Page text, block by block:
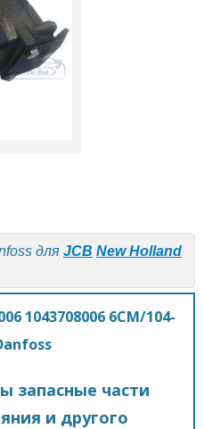
для JCB New Holland
1043708006 6CM/104-
запасные части
и другого